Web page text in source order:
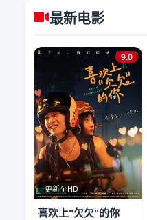
最新电影
更新至HD
9.0
喜欢上"欠欠"的你